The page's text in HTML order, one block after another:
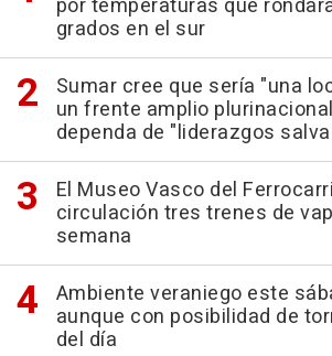
grados en el sur
Sumar cree que sería "una
un frente amplio
dependa de "liderazgos
El Museo Vasco del
circulación tres trenes de
semana
Ambiente veraniego este
aunque con posibilidad de
del día